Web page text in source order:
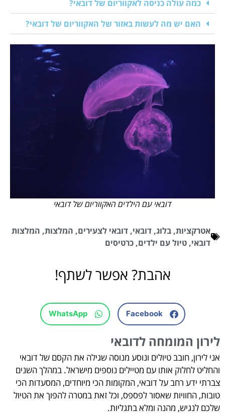
כמה עולה כניסה לאקווריום של דובאי?
האם יש מה לעשות באזור של האקווריום של דובאי?
דובאי עם הילדים האקווריום של דובאי
אטרקציות, בלוג, דובאי, דובאי לצעירים, המלצות, המלצות
דובאי, טיול עם ילדים, כרטיסים
אהבת? אפשר לשתף!
Facebook
WhatsApp
לירון המומחה לדובאי
אני לירון, חובב טיולים ונוסע מנוסה שגילה את הקסם של דובאי
והחליט לחלוק אותו עם מטיילים נוספים מישראל. במהלך השנים
צברתי ידע רחב על דובאי, המקומות הכי מיוחדים, המסעדות הכי
טובות, החוויות שאסור לפספס, וכל זאת במטרה להפוך את הטיול
שלכם לנגיש, מהנה ומלא בתגליות.